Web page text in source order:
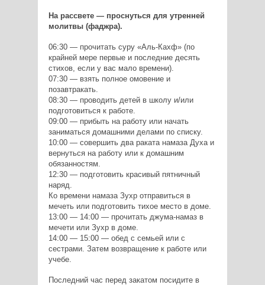
На рассвете — проснуться для утренней
молитвы (фаджра).
06:30 — прочитать суру «Аль-Кахф» (по
крайней мере первые и последние десять
стихов, если у вас мало времени).
07:30 — взять полное омовение и
позавтракать.
08:30 — проводить детей в школу и/или
подготовиться к работе.
09:00 — прибыть на работу или начать
заниматься домашними делами по списку.
10:00 — совершить два раката намаза Духа и
вернуться на работу или к домашним
обязанностям.
12:30 — подготовить красивый пятничный
наряд.
Ко времени намаза Зухр отправиться в
мечеть или подготовить тихое место в доме.
13:00 — 14:00 — прочитать джума-намаз в
мечети или Зухр в доме.
14:00 — 15:00 — обед с семьей или с
сестрами. Затем возвращение к работе или
учебе.
Последний час перед закатом посидите в